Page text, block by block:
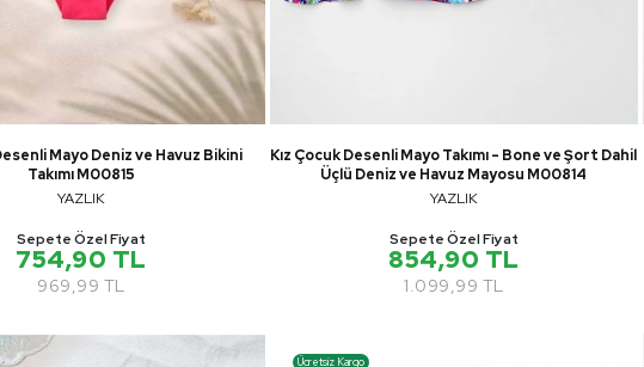
Mayo Deniz ve Havuz Bikini
Takımı M00815
YAZLIK
Sepete Özel Fiyat
754,90 TL
969,99 TL
Kız Çocuk Desenli Mayo Takımı - Bone ve Şort Dahil
Üçlü Deniz ve Havuz Mayosu M00814
YAZLIK
Sepete Özel Fiyat
854,90 TL
1.099,99 TL
Ücretsiz Kargo